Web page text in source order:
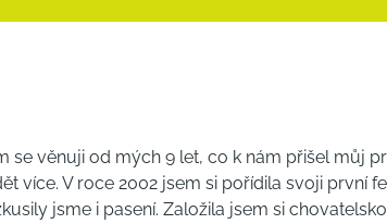
se věnuji od mých 9 let, co k nám přišel můj
více. V roce 2002 jsem si pořídila svoji první
jsme i pasení. Založila jsem si